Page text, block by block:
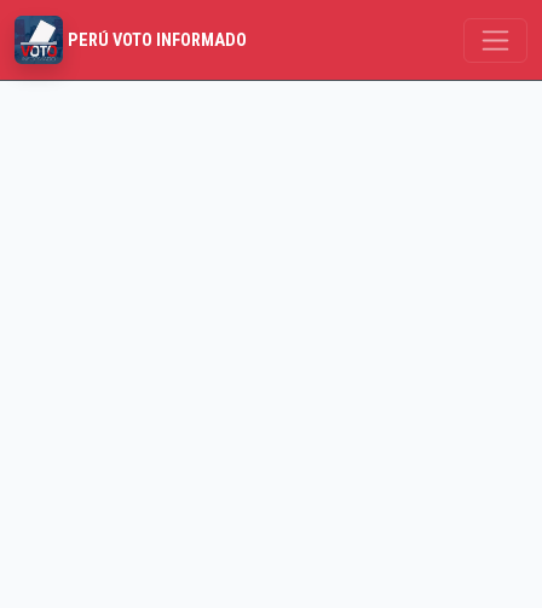
PERÚ VOTO INFORMADO